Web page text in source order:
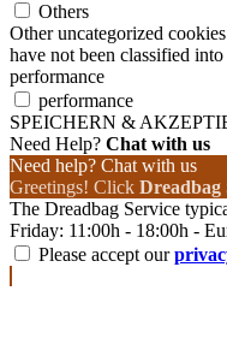
Others
Other uncategorized
have not been classified
performance
performance
SPEICHERN &
Need Help? Chat with us
Need help? Chat with us
Greetings! Click Dreadbag
The Dreadbag Service
Friday: 11:00h - 18:00h -
Please accept our